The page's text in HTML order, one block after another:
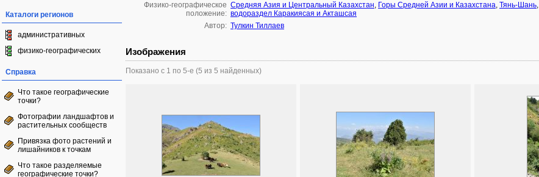
Каталоги регионов
административных
физико-географических
Справка
Что такое географические
точки?
Фотографии ландшафтов и
растительных сообществ
Привязка фото растений и
лишайников к точкам
Что такое разделяемые
географические точки?
Физико-географическое
положение:
Средняя Азия и Центральный Казахстан, Горы Средней Азии и Казахстана, Тянь-Шань,
водораздел Каракиясая и Акташсая
Автор: Тулкин Тиллаев
Изображения
Показано с 1 по 5-е (5 из 5 найденных)